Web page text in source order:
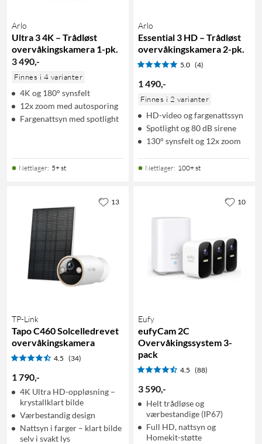
Arlo
Ultra 3 4K – Trådløst
overvåkingskamera 1-pk.
3 490,-
Finnes i 4 varianter
4K og 180° synsfelt
12x zoom med autosporing
Fargenattsyn med spotlight
Nettlager: 5+ st
Arlo
Essential 3 HD – Trådløst
overvåkingskamera 2-pk.
5.0 (4)
1 490,-
Finnes i 2 varianter
HD-video og fargenattssyn
Spotlight og 80 dB sirene
130° synsfelt og 12x zoom
Nettlager: 100+ st
TP-Link
Tapo C460 Solcelledrevet
overvåkingskamera
4.5 (34)
1 790,-
4K Ultra HD-oppløsning –
krystallklart bilde
Værbestandig design
Nattsyn i farger – klart bilde
selv i svakt lys
13
Eufy
eufyCam 2C
Overvåkingssystem 3-
pack
4.5 (88)
3 590,-
Helt trådløse og
værbestandige (IP67)
Full HD, nattsyn og
Homekit-støtte
10